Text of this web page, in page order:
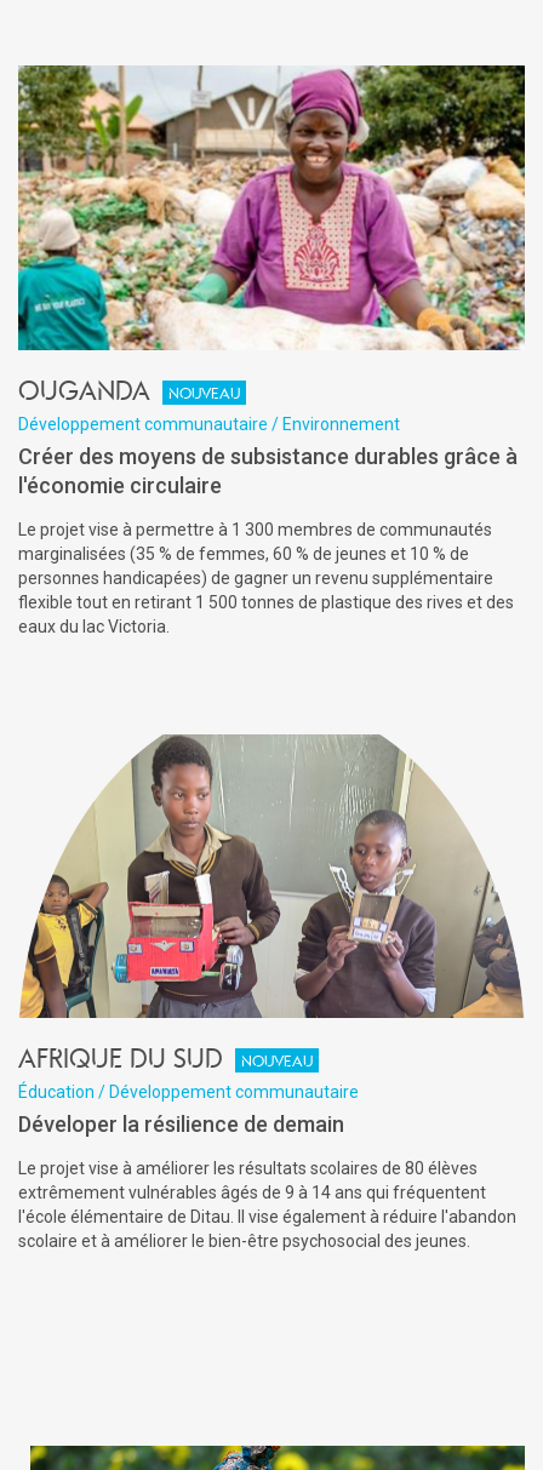
Ouganda Nouveau
Développement communautaire / Environnement
Créer des moyens de subsistance durables grâce à
l'économie circulaire
Le projet vise à permettre à 1 300 membres de communautés
marginalisées (35 % de femmes, 60 % de jeunes et 10 % de
personnes handicapées) de gagner un revenu supplémentaire
flexible tout en retirant 1 500 tonnes de plastique des rives et des
eaux du lac Victoria.
Afrique du Sud Nouveau
Éducation / Développement communautaire
Déveloper la résilience de demain
Le projet vise à améliorer les résultats scolaires de 80 élèves
extrêmement vulnérables âgés de 9 à 14 ans qui fréquentent
l'école élémentaire de Ditau. Il vise également à réduire l'abandon
scolaire et à améliorer le bien-être psychosocial des jeunes.